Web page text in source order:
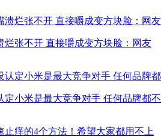
烂张不开 直接嚼成变方块脸：网友
定小米是最大竞争对手 任何品牌都不